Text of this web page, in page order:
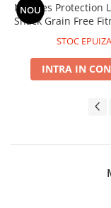
NOU
Natures Protection
Snack Grain Free
STOC
INTRA IN